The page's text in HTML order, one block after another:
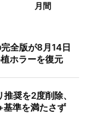
月間
全版が8月14日
ホラーを復元
奨を2度削除、
準を満たさず